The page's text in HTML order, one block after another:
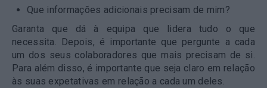
Que informações adicionais precisam de mim?
Garanta que dá à equipa que lidera tudo o que
necessita. Depois, é importante que pergunte a cada
um dos seus colaboradores que mais precisam de si.
Para além disso, é importante que seja claro em relação
às suas expetativas em relação a cada um deles.